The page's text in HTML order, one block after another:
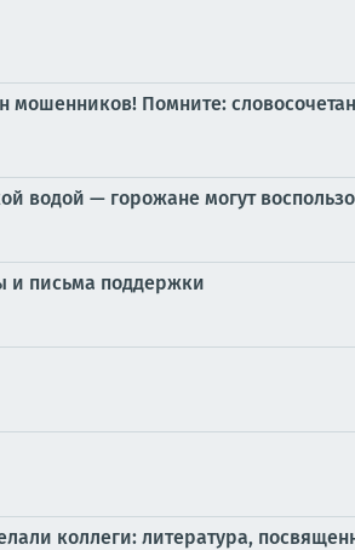
Помните:
водой — горожане могут
и письма поддержки
коллеги: литература,